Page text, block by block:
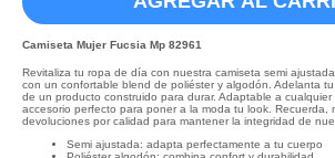
Camiseta Mujer Fucsia Mp 82961
Revitaliza tu ropa de día con nuestra camiseta semi
con un confortable blend de poliéster y algodón. Adelanta
de un producto construido para durar. Adaptable a
accesorio perfecto para poner a la moda tu look. Recuerda,
devoluciones por calidad para mantener la integridad de
Semi ajustada: adapta perfectamente a tu cuerpo